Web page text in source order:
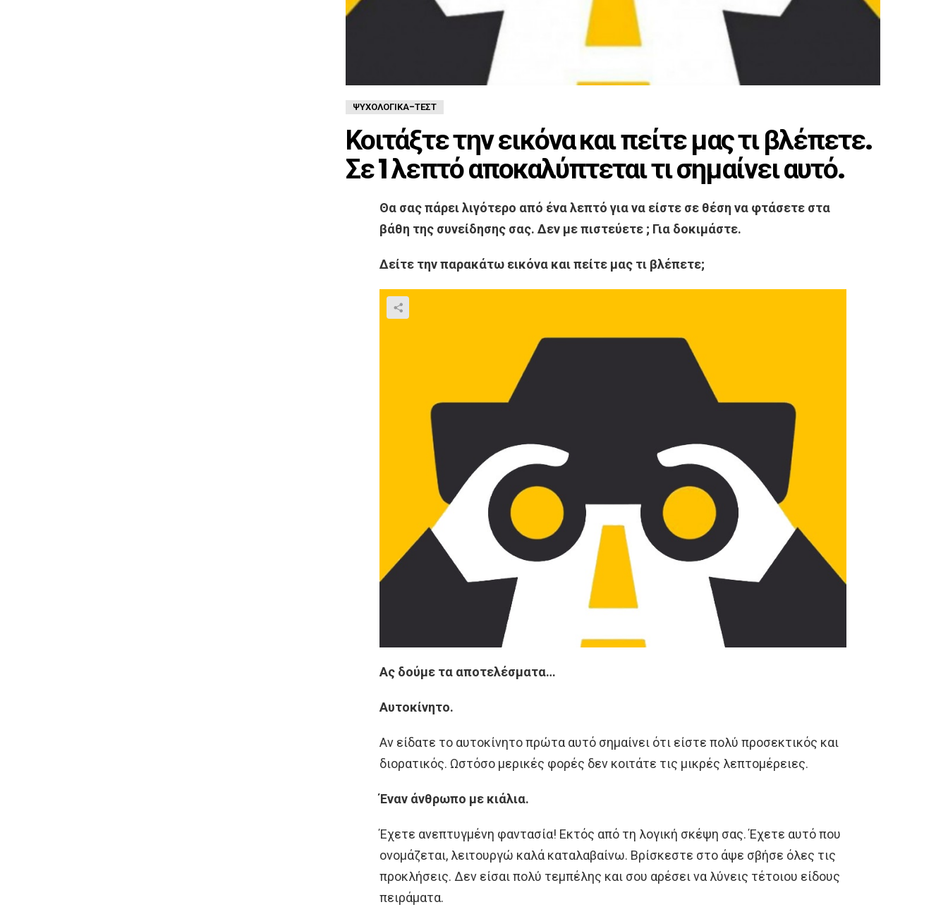
ΨΥΧΟΛΟΓΙΚΆ-ΤΈΣΤ
Κοιτάξτε την εικόνα και πείτε μας τι βλέπετε.
Σε 1 λεπτό αποκαλύπτεται τι σημαίνει αυτό.
Θα σας πάρει λιγότερο από ένα λεπτό για να είστε σε θέση να φτάσετε στα
βάθη της συνείδησης σας. Δεν με πιστεύετε ; Για δοκιμάστε.
Δείτε την παρακάτω εικόνα και πείτε μας τι βλέπετε;
Ας δούμε τα αποτελέσματα…
Αυτοκίνητο.
Αν είδατε το αυτοκίνητο πρώτα αυτό σημαίνει ότι είστε πολύ προσεκτικός και
διορατικός. Ωστόσο μερικές φορές δεν κοιτάτε τις μικρές λεπτομέρειες.
Έναν άνθρωπο με κιάλια.
Έχετε ανεπτυγμένη φαντασία! Εκτός από τη λογική σκέψη σας. Έχετε αυτό που
ονομάζεται, λειτουργώ καλά καταλαβαίνω. Βρίσκεστε στο άψε σβήσε όλες τις
προκλήσεις. Δεν είσαι πολύ τεμπέλης και σου αρέσει να λύνεις τέτοιου είδους
πειράματα.